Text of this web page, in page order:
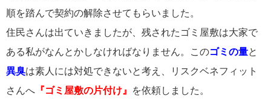
順を踏んで契約の解除させてもらいました。
住民さんは出ていきましたが、残されたゴミ屋敷は大家で
ある私がなんとかしなければなりません。このゴミの量と
異臭は素人には対処できないと考え、リスクベネフィット
さんへ 『ゴミ屋敷の片付け』
を依頼しました。